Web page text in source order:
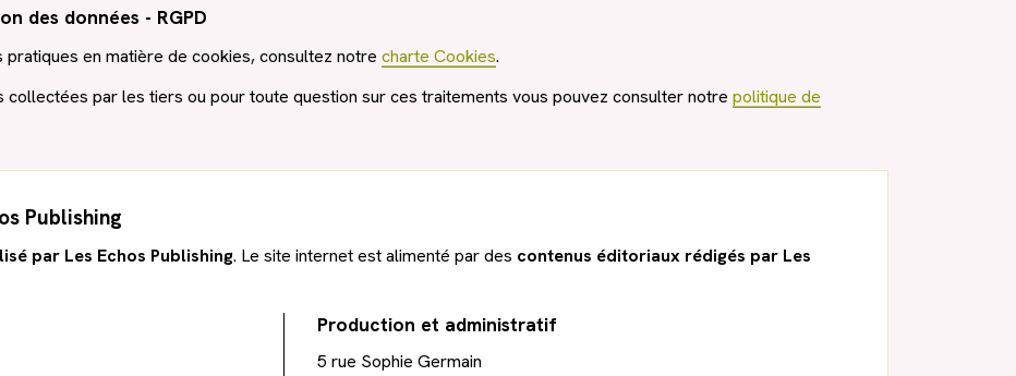
des données - RGPD
pratiques en matière de cookies, consultez notrecharte Cookies.
par les tiers ou pour toute question sur ces traitements vous pouvez consulter notrepolitique de
Publishing
par Les Echos Publishing. Le site internet est alimenté par des contenus éditoriaux rédigés par Les
Production et administratif
5 rue Sophie Germain